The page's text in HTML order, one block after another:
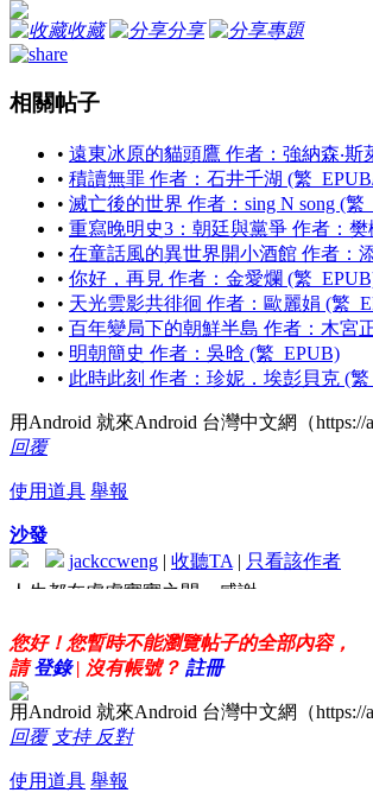
收藏 分享 專題
相關帖子
• 遠東冰原的貓頭鷹 作者：強納森‧斯
• 積讀無罪 作者：石井千湖 (繁
• 滅亡後的世界 作者：sing N song (繁
• 重寫晚明史3：朝廷與黨爭 作者：樊
• 在童話風的異世界開小酒館 作者：
• 你好，再見 作者：金愛爛 (繁
• 天光雲影共徘徊 作者：歐麗娟 (繁
• 百年變局下的朝鮮半島 作者：木宮
• 明朝簡史 作者：吳晗 (繁_EPUB)
• 此時此刻 作者：珍妮．埃彭貝克 (
用Android 就來Android 台灣中文網（https://
回覆
使用道具 舉報
沙發
jackccweng | 收聽TA | 只看該作者
人生都在虛虛實實之間，感謝
您好！您暫時不能瀏覽帖子的全部內容，
請登錄 | 沒有帳號？ 註冊
用Android 就來Android 台灣中文網（https://
回覆 支持 反對
使用道具 舉報